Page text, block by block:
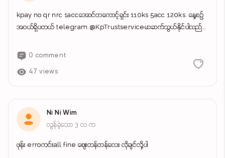
ရောက်မှ ငွေချေစနစ် (COD) ဖြင့် ပို့ဆောင်ပေးပါသည်။ ​ကျန်နေရာများ: စရံလွှဲပြီး
အိမ်ရောက်ငွေချေစနစ်ဖြင့် ပို့ဆောင်ပေးပါမည်။ ​ငွေပေးချေမှု: ​KPay (သို့မဟုတ်)
ပါသည်) ​ဆက်သွယ်ရန်: လိုအပ်သည့် အချက်အလက်များနှင့် အမှာစာကို SS
ရိုက်၍ Chatbox (CB) သို့မဟုတ် Telegram @Atyshwefamily သို့ ပို့
kpay no qr nrc 1accအောင်တကောင့်ရှင်း 110ks 5acc 120ks. နေ့စဥ်
အဝယ်ရှိပတယ် telegram.@KpTrustserviceမာဆက်သွယ်နိုင်ပါသည်
တူ စီးပွားရေး လုပ်ငန်းရှင် တဦးတည်းနဲ့လက်တွဲလုပ်ချင်ပါတယ်
0 comment
47 views
Ni Ni Wim
လွန်ခဲ့သော 3 လ က
ဖုန်း erroကင်းall fine စျေးတန်တန်လေး လိုချင်လို့ပါ